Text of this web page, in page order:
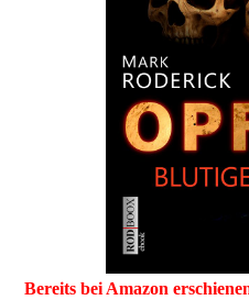
Bereits bei Amazon